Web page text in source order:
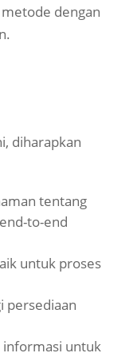
dengan
diharapkan
tentang
to-end
untuk proses
persediaan
untuk